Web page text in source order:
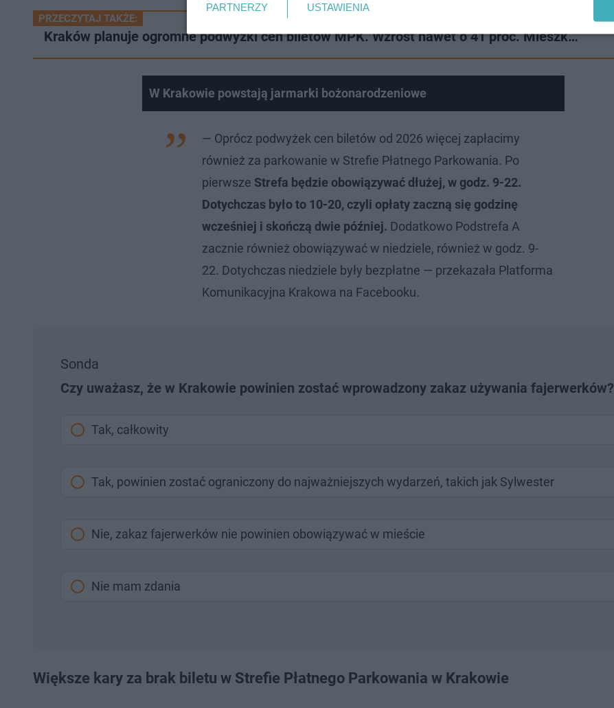
PRZECZYTAJ TAKŻE:
Kraków planuje ogromne podwyżki cen biletów MPK. Wzrost nawet o 41 proc. Mieszk…
W Krakowie powstają jarmarki bożonarodzeniowe
— Oprócz podwyżek cen biletów od 2026 więcej zapłacimy
również za parkowanie w Strefie Płatnego Parkowania. Po
pierwsze Strefa będzie obowiązywać dłużej, w godz. 9-22.
Dotychczas było to 10-20, czyli opłaty zaczną się godzinę
wcześniej i skończą dwie później. Dodatkowo Podstrefa A
zacznie również obowiązywać w niedziele, również w godz. 9-
22. Dotychczas niedziele były bezpłatne — przekazała Platforma
Komunikacyjna Krakowa na Facebooku.
Sonda
Czy uważasz, że w Krakowie powinien zostać wprowadzony zakaz używania fajerwerków?
Tak, całkowity
Tak, powinien zostać ograniczony do najważniejszych wydarzeń, takich jak Sylwester
Nie, zakaz fajerwerków nie powinien obowiązywać w mieście
Nie mam zdania
Większe kary za brak biletu w Strefie Płatnego Parkowania w Krakowie
PARTNERZY USTAWIENIA